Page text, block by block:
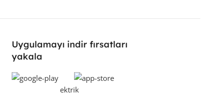
Uygulamayı indir fırsatları
yakala